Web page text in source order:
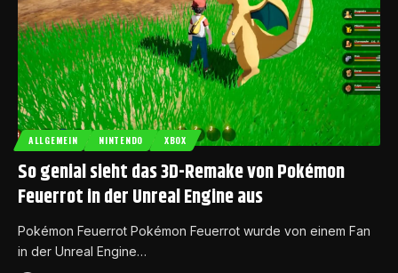
ALLGEMEIN NINTENDO XBOX
So genial sieht das 3D-Remake von Pokémon
Feuerrot in der Unreal Engine aus
Pokémon Feuerrot Pokémon Feuerrot wurde von einem Fan
in der Unreal Engine…